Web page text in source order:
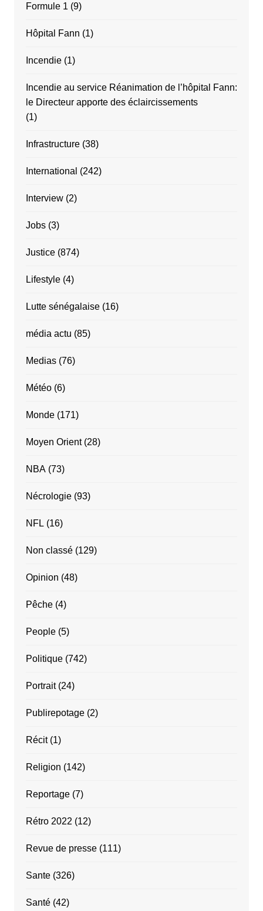
Formule 1 (9)
Hôpital Fann (1)
Incendie(1)
Incendie au service Réanimation de l’hôpital Fann:
le Directeur apporte des éclaircissements
(1)
Infrastructure(38)
International (242)
Interview(2)
Jobs(3)
Justice(874)
Lifestyle(4)
Lutte sénégalaise(16)
média actu (85)
Medias(76)
Météo(6)
Monde(171)
Moyen Orient(28)
NBA(73)
Nécrologie(93)
NFL (16)
Non classé(129)
Opinion (48)
Pêche(4)
People(5)
Politique(742)
Portrait(24)
Publirepotage(2)
Récit(1)
Religion (142)
Reportage(7)
Rétro 2022 (12)
Revue de presse(111)
Sante(326)
Santé(42)